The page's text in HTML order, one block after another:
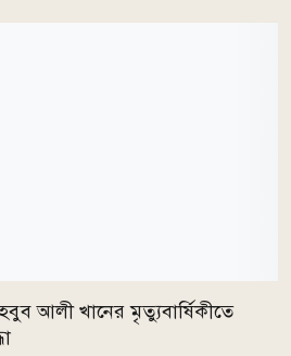
আলী খানের মৃত্যুবার্ষিকীতে